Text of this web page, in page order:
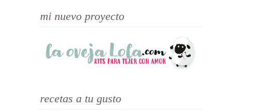
mi nuevo proyecto
recetas a tu gusto